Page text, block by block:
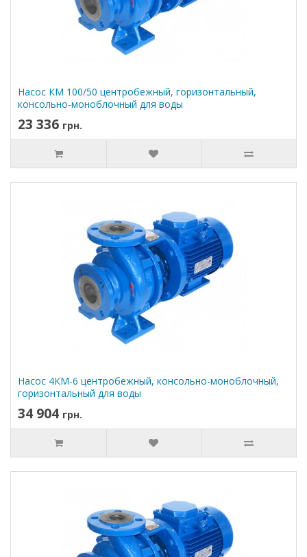
Насос КМ 100/50 центробежный, горизонтальный,
консольно-моноблочный для воды
23 336 грн.
Насос 4КМ-6 центробежный, консольно-моноблочный,
горизонтальный для воды
34 904 грн.